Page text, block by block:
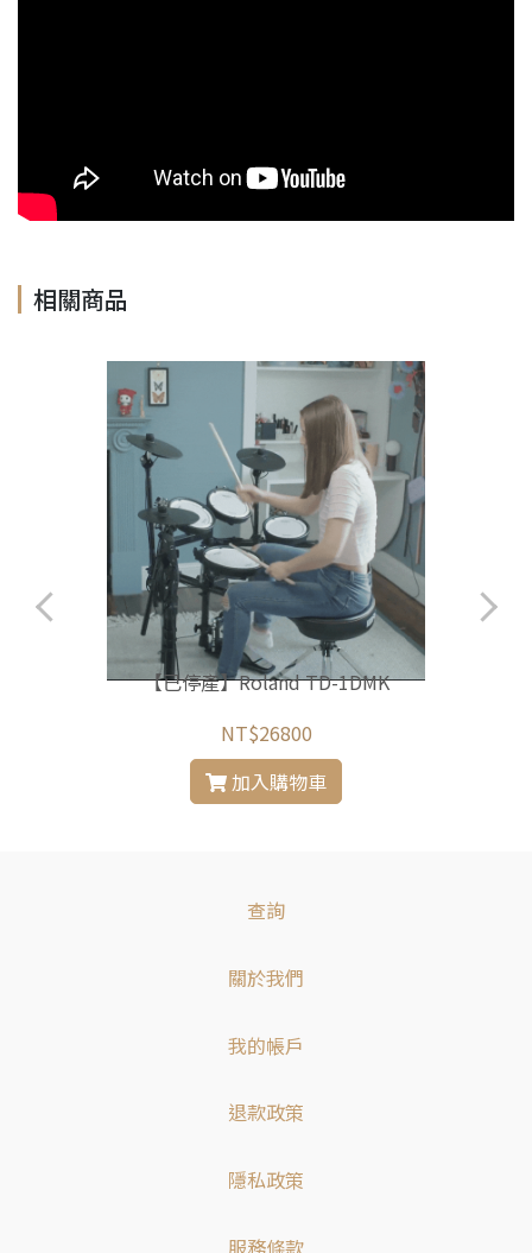
相關商品
【已停產】Roland TD-1DMK
NT$26800
加入購物車
查詢
關於我們
我的帳戶
退款政策
隱私政策
服務條款